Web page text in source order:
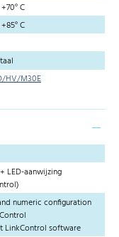
C
C
HV/M30E
LED-aanwijzing
numeric configuration
LinkControl software